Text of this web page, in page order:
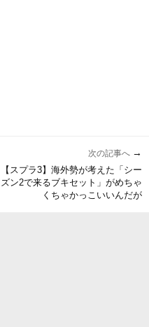
次の記事へ →
【スプラ3】海外勢が考えた「シー
ズン2で来るブキセット」がめちゃ
くちゃかっこいいんだが